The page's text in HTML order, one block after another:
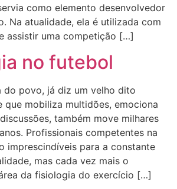
como elemento desenvolvedor
Na atualidade, ela é utilizada com
assistir uma competição […]
no futebol
do povo, já diz um velho dito
que mobiliza multidões, emociona
também move milhares
Profissionais competentes na
imprescindíveis para a constante
mas cada vez mais o
da fisiologia do exercício […]